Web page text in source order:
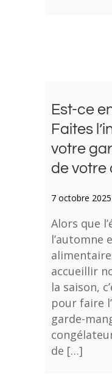
Est-ce
Faites
votre
de votre
7 octobre 2025
Alors que
l’automne
accueillir
la saison,
pour faire
garde-
de […]